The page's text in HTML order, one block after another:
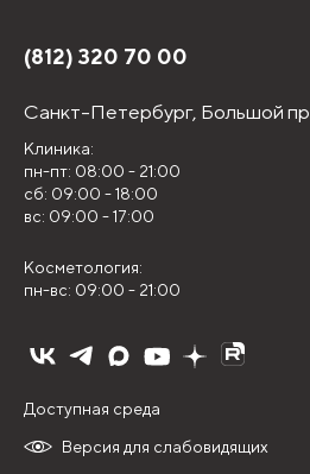
(812) 320 70 00
Санкт-Петербург, Большой
Клиника:
пн-пт: 08:00 - 21:00
сб: 09:00 - 18:00
вс: 09:00 - 17:00
Косметология:
пн-вс: 09:00 - 21:00
Версия для слабовидящих
Доступная среда